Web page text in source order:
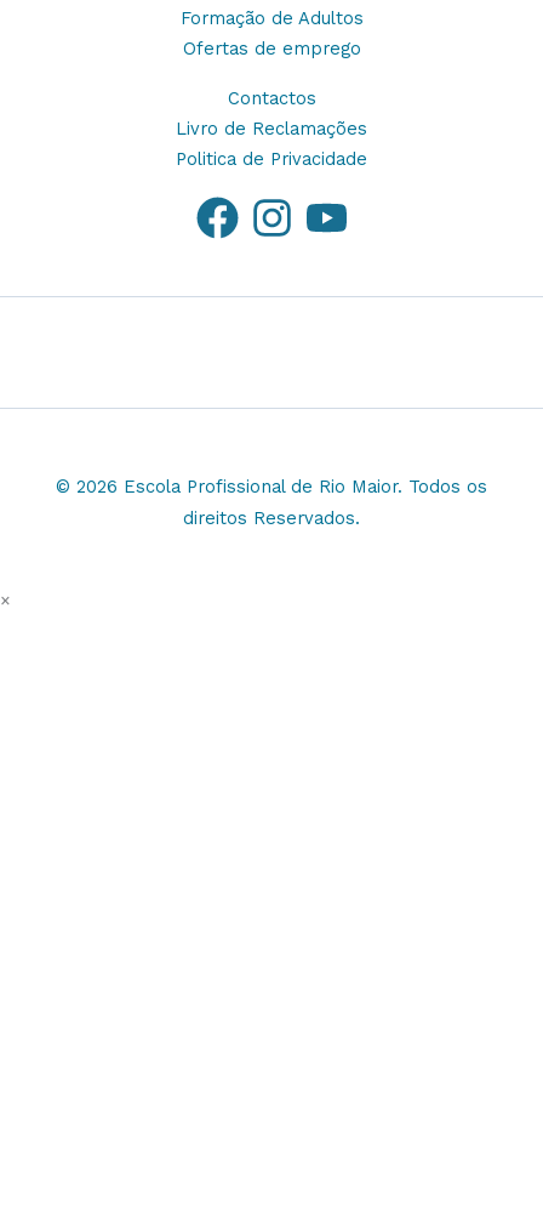
Formação de Adultos
Ofertas de emprego
Contactos
Livro de Reclamações
Politica de Privacidade
© 2026 Escola Profissional de Rio Maior. Todos os
direitos Reservados.
×